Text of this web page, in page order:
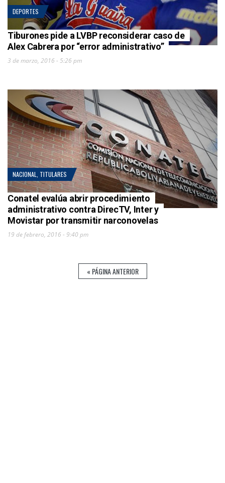
DEPORTES
Tiburones pide a LVBP reconsiderar caso de
Alex Cabrera por “error administrativo”
3 de marzo, 2016 - 5:26 pm
NACIONAL TITULARES
Conatel evalúa abrir procedimiento
administrativo contra DirecTV, Inter y
Movistar por transmitir narconovelas
19 de febrero, 2016 - 9:40 pm
« PÁGINA ANTERIOR